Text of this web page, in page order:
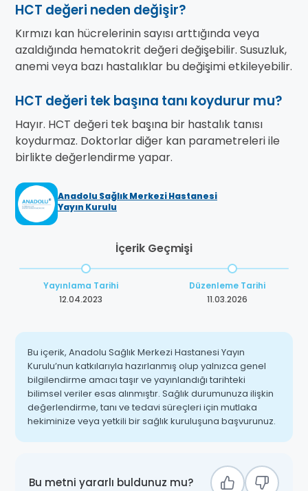
HCT değeri neden değişir?
Kırmızı kan hücrelerinin sayısı arttığında veya
azaldığında hematokrit değeri değişebilir. Susuzluk,
anemi veya bazı hastalıklar bu değişimi etkileyebilir.
HCT değeri tek başına tanı koydurur mu?
Hayır. HCT değeri tek başına bir hastalık tanısı
koydurmaz. Doktorlar diğer kan parametreleri ile
birlikte değerlendirme yapar.
Anadolu Sağlık Merkezi Hastanesi
Yayın Kurulu
İçerik Geçmişi
Yayınlama Tarihi
12.04.2023
Düzenleme Tarihi
11.03.2026
Bu içerik, Anadolu Sağlık Merkezi Hastanesi Yayın
Kurulu’nun katkılarıyla hazırlanmış olup yalnızca genel
bilgilendirme amacı taşır ve yayınlandığı tarihteki
bilimsel veriler esas alınmıştır. Sağlık durumunuza ilişkin
değerlendirme, tanı ve tedavi süreçleri için mutlaka
hekiminize veya yetkili bir sağlık kuruluşuna başvurunuz.
Bu metni yararlı buldunuz mu?